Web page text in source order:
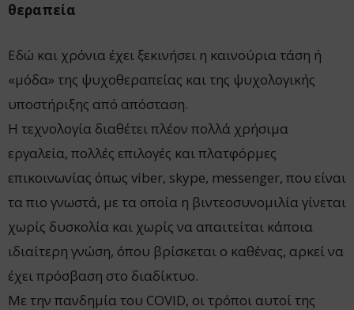
θεραπεία
Εδώ και χρόνια έχει ξεκινήσει η καινούρια τάση ή
«μόδα» της ψυχοθεραπείας και της ψυχολογικής
υποστήριξης από απόσταση.
Η τεχνολογία διαθέτει πλέον πολλά χρήσιμα
εργαλεία, πολλές επιλογές και πλατφόρμες
επικοινωνίας όπως viber, skype, messenger, που είναι
τα πιο γνωστά, με τα οποία η βιντεοσυνομιλία γίνεται
χωρίς δυσκολία και χωρίς να απαιτείται κάποια
ιδιαίτερη γνώση, όπου βρίσκεται ο καθένας, αρκεί να
έχει πρόσβαση στο διαδίκτυο.
Με την πανδημία του COVID, οι τρόποι αυτοί της